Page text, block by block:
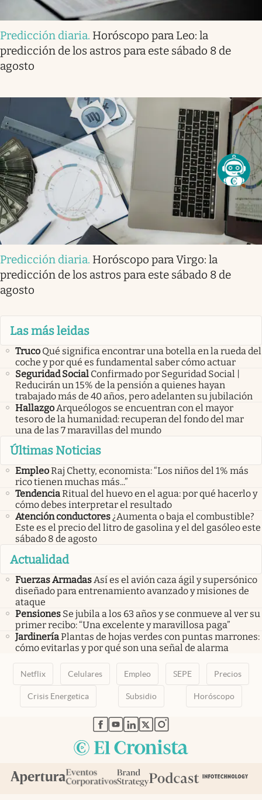
Predicción diaria. Horóscopo para Leo: la
predicción de los astros para este sábado 8 de
agosto
Predicción diaria. Horóscopo para Virgo: la
predicción de los astros para este sábado 8 de
agosto
Las más leidas
Truco Qué significa encontrar una botella en la rueda del
coche y por qué es fundamental saber cómo actuar
Seguridad Social Confirmado por Seguridad Social |
Reducirán un 15% de la pensión a quienes hayan
trabajado más de 40 años, pero adelanten su jubilación
HallazgoArqueólogos se encuentran con el mayor
tesoro de la humanidad: recuperan del fondo del mar
una de las 7 maravillas del mundo
Últimas Noticias
EmpleoRaj Chetty, economista: “Los niños del 1% más
rico tienen muchas más...”
TendenciaRitual del huevo en el agua: por qué hacerlo y
cómo debes interpretar el resultado
Atención conductores¿Aumenta o baja el combustible?
Este es el precio del litro de gasolina y el del gasóleo este
sábado 8 de agosto
Actualidad
Fuerzas ArmadasAsí es el avión caza ágil y supersónico
diseñado para entrenamiento avanzado y misiones de
ataque
Pensiones Se jubila a los 63 años y se conmueve al ver su
primer recibo: “Una excelente y maravillosa paga”
JardineríaPlantas de hojas verdes con puntas marrones:
cómo evitarlas y por qué son una señal de alarma
Netflix Celulares Empleo SEPE Precios
Crisis Energetica Subsidio Horóscopo
abre en nueva pestaña
abre en nueva pestaña
abre en nueva pestaña
abre en nueva pestaña
abre en nueva pestaña